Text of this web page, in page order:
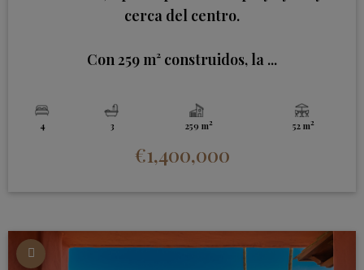
cerca del centro.
Con 259 m² construidos, la ...
4 3 259 m2 52 m2
€1,400,000